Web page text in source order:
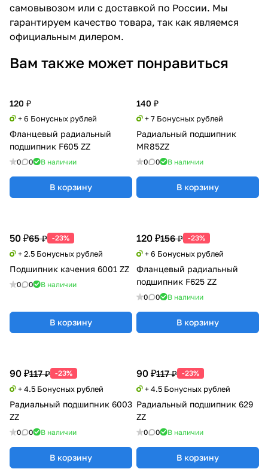
самовывозом или с доставкой по России. Мы
гарантируем качество товара, так как являемся
официальным дилером.
Вам также может понравиться
120 ₽
+ 6 Бонусных рублей
Фланцевый радиальный
подшипник F605 ZZ
0 0 В наличии
В корзину
140 ₽
+ 7 Бонусных рублей
Радиальный подшипник
MR85ZZ
0 0 В наличии
В корзину
120 ₽156 ₽ -23%
+ 6 Бонусных рублей
Фланцевый радиальный
подшипник F625 ZZ
0 0 В наличии
В корзину
90 ₽117 ₽ -23%
+ 4.5 Бонусных рублей
Радиальный подшипник 6003
ZZ
0 0 В наличии
В корзину
90 ₽117 ₽ -23%
+ 4.5 Бонусных рублей
Радиальный подшипник 629
ZZ
0 0 В наличии
В корзину
50 ₽65 ₽ -23%
+ 2.5 Бонусных рублей
Подшипник качения 6001 ZZ
0 0 В наличии
В корзину